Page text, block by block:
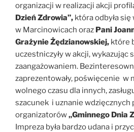
organizacji w realizacji akcji
Dzień Zdrowia”, która odbyła
w Marcinowicach oraz Pani
Grażynie Żędzianowskiej, które
uczestniczyły w akcji, wykazując
zaangażowaniem.
zaprezentowały, poświęcenie w
wolnego czasu dla innych,
szacunek i uznanie wdzięcznych
organizatorów„Gminnego Dnia
Impreza była bardzo udana i